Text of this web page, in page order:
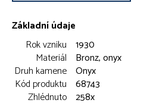
Základní údaje
Rok vzniku 1930
Materiál
Bronz, onyx
Druh kamene Onyx
Kód produktu 68743
Zhlédnuto 258x